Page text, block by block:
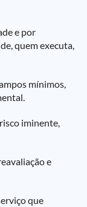
e por
quem executa,
mínimos,
risco iminente,
e
que